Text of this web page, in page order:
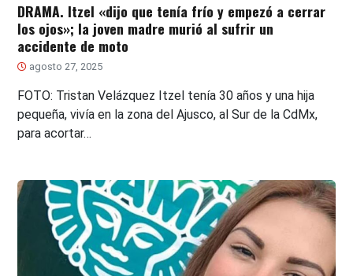
DRAMA. Itzel «dijo que tenía frío y empezó a cerrar
los ojos»; la joven madre murió al sufrir un
accidente de moto
agosto 27, 2025
FOTO: Tristan Velázquez Itzel tenía 30 años y una hija
pequeña, vivía en la zona del Ajusco, al Sur de la CdMx,
para acortar…